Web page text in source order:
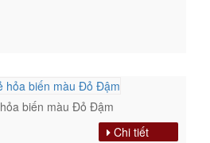
biến màu Đỏ Đậm
Chi tiết